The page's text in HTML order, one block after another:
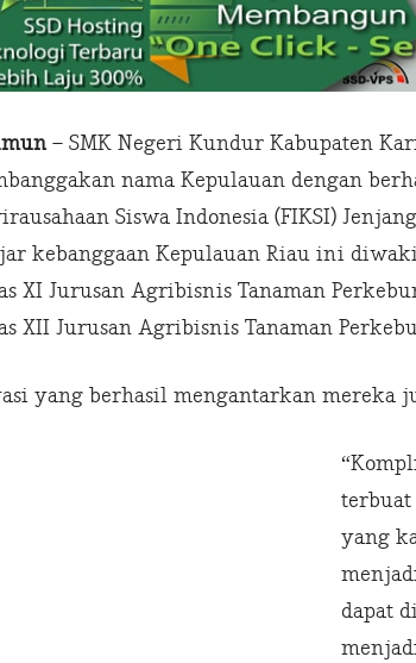
– SMK Negeri Kundur Kabupaten
nama Kepulauan dengan
Siswa Indonesia (FIKSI)
kebanggaan Kepulauan Riau ini
XI Jurusan Agribisnis Tanaman
XII Jurusan Agribisnis Tanaman
yang berhasil mengantarkan mereka
terbuat
yang
dapat